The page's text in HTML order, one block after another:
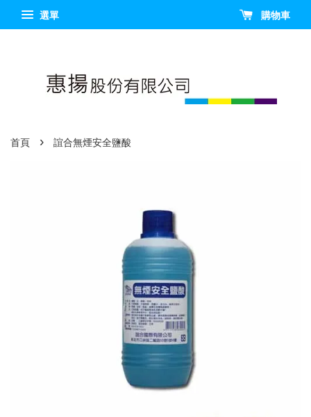
選單 購物車
首頁 › 誼合無煙安全鹽酸